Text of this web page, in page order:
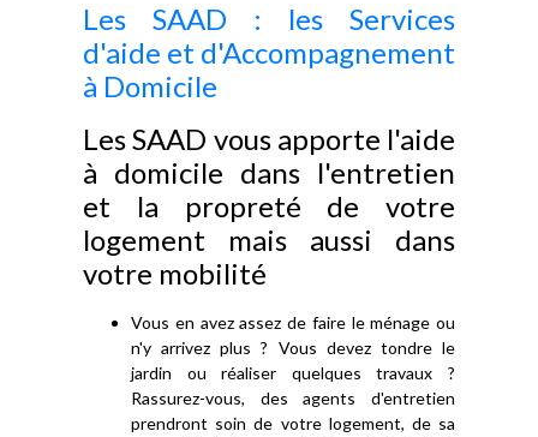
Les SAAD : les Services
d'aide et d'Accompagnement
à Domicile
Les SAAD vous apporte l'aide
à domicile dans l'entretien
et la propreté de votre
logement mais aussi dans
votre mobilité
Vous en avez assez de faire le ménage ou
n'y arrivez plus ? Vous devez tondre le
jardin ou réaliser quelques travaux ?
Rassurez-vous, des agents d'entretien
prendront soin de votre logement, de sa